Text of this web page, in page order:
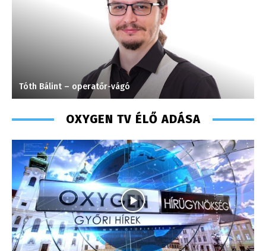
Szél Móni – szerkesztő-riporter – 2017
OXYGEN TV ÉLŐ ADÁSA